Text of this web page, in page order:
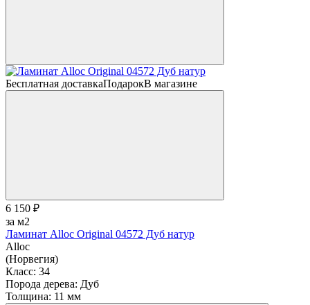
Бесплатная доставкаПодарокВ магазине
6 150 ₽
за м2
Ламинат Alloc Original 04572 Дуб натур
Alloc
(Норвегия)
Класс: 34
Порода дерева: Дуб
Толщина: 11 мм